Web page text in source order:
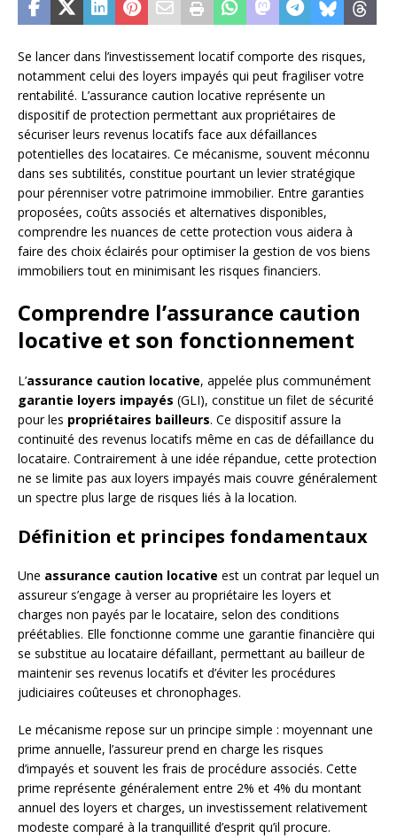
Se lancer dans l’investissement locatif comporte des risques,
notamment celui des loyers impayés qui peut fragiliser votre
rentabilité. L’assurance caution locative représente un
dispositif de protection permettant aux propriétaires de
sécuriser leurs revenus locatifs face aux défaillances
potentielles des locataires. Ce mécanisme, souvent méconnu
dans ses subtilités, constitue pourtant un levier stratégique
pour pérenniser votre patrimoine immobilier. Entre garanties
proposées, coûts associés et alternatives disponibles,
comprendre les nuances de cette protection vous aidera à
faire des choix éclairés pour optimiser la gestion de vos biens
immobiliers tout en minimisant les risques financiers.
Comprendre l’assurance caution
locative et son fonctionnement
L’assurance caution locative, appelée plus communément
garantie loyers impayés (GLI), constitue un filet de sécurité
pour les propriétaires bailleurs. Ce dispositif assure la
continuité des revenus locatifs même en cas de défaillance du
locataire. Contrairement à une idée répandue, cette protection
ne se limite pas aux loyers impayés mais couvre généralement
un spectre plus large de risques liés à la location.
Définition et principes fondamentaux
Une assurance caution locative est un contrat par lequel un
assureur s’engage à verser au propriétaire les loyers et
charges non payés par le locataire, selon des conditions
préétablies. Elle fonctionne comme une garantie financière qui
se substitue au locataire défaillant, permettant au bailleur de
maintenir ses revenus locatifs et d’éviter les procédures
judiciaires coûteuses et chronophages.
Le mécanisme repose sur un principe simple : moyennant une
prime annuelle, l’assureur prend en charge les risques
d’impayés et souvent les frais de procédure associés. Cette
prime représente généralement entre 2% et 4% du montant
annuel des loyers et charges, un investissement relativement
modeste comparé à la tranquillité d’esprit qu’il procure.